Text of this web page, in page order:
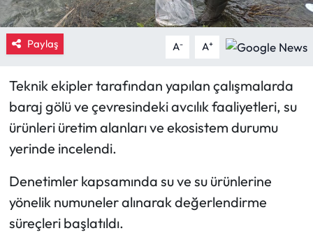
Paylaş A- A+
Teknik ekipler tarafından yapılan çalışmalarda
baraj gölü ve çevresindeki avcılık faaliyetleri, su
ürünleri üretim alanları ve ekosistem durumu
yerinde incelendi.
Denetimler kapsamında su ve su ürünlerine
yönelik numuneler alınarak değerlendirme
süreçleri başlatıldı.
Kargı Haberleri
Kültür Sanat
Laçin Haberleri
Mecitözü Haberleri